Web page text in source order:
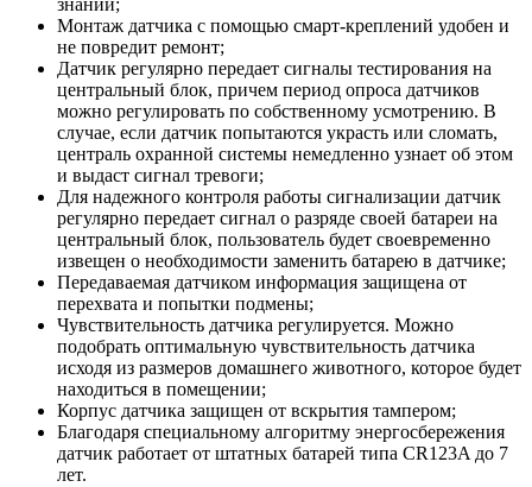
знаний;
Монтаж датчика с помощью смарт-креплений удобен и
не повредит ремонт;
Датчик регулярно передает сигналы тестирования на
центральный блок, причем период опроса датчиков
можно регулировать по собственному усмотрению. В
случае, если датчик попытаются украсть или сломать,
централь охранной системы немедленно узнает об этом
и выдаст сигнал тревоги;
Для надежного контроля работы сигнализации датчик
регулярно передает сигнал о разряде своей батареи на
центральный блок, пользователь будет своевременно
извещен о необходимости заменить батарею в датчике;
Передаваемая датчиком информация защищена от
перехвата и попытки подмены;
Чувствительность датчика регулируется. Можно
подобрать оптимальную чувствительность датчика
исходя из размеров домашнего животного, которое будет
находиться в помещении;
Корпус датчика защищен от вскрытия тампером;
Благодаря специальному алгоритму энергосбережения
датчик работает от штатных батарей типа CR123A до 7
лет.